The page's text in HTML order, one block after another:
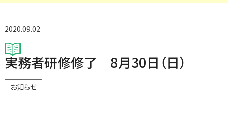
2020.09.02
実務者研修修了 8月30日（日）
お知らせ